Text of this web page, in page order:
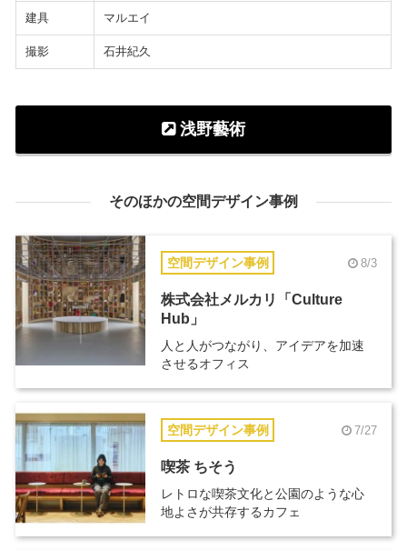
建具 マルエイ
撮影 石井紀久
浅野藝術
そのほかの空間デザイン事例
空間デザイン事例 8/3
株式会社メルカリ「Culture
Hub」
人と人がつながり、アイデアを加速
させるオフィス
空間デザイン事例 7/27
喫茶 ちそう
レトロな喫茶文化と公園のような心
地よさが共存するカフェ